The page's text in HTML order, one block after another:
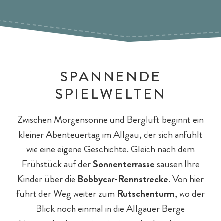
SPANNENDE
SPIELWELTEN
Zwischen Morgensonne und Bergluft beginnt ein
kleiner Abenteuertag im Allgäu, der sich anfühlt
wie eine eigene Geschichte. Gleich nach dem
Frühstück auf derSonnenterrassesausen Ihre
Kinder über die Bobbycar-Rennstrecke. Von hier
führt der Weg weiter zum Rutschenturm, wo der
Blick noch einmal in die Allgäuer Berge
E-Bikes & Radtouren
Fitness & Yoga
Tagesgäste